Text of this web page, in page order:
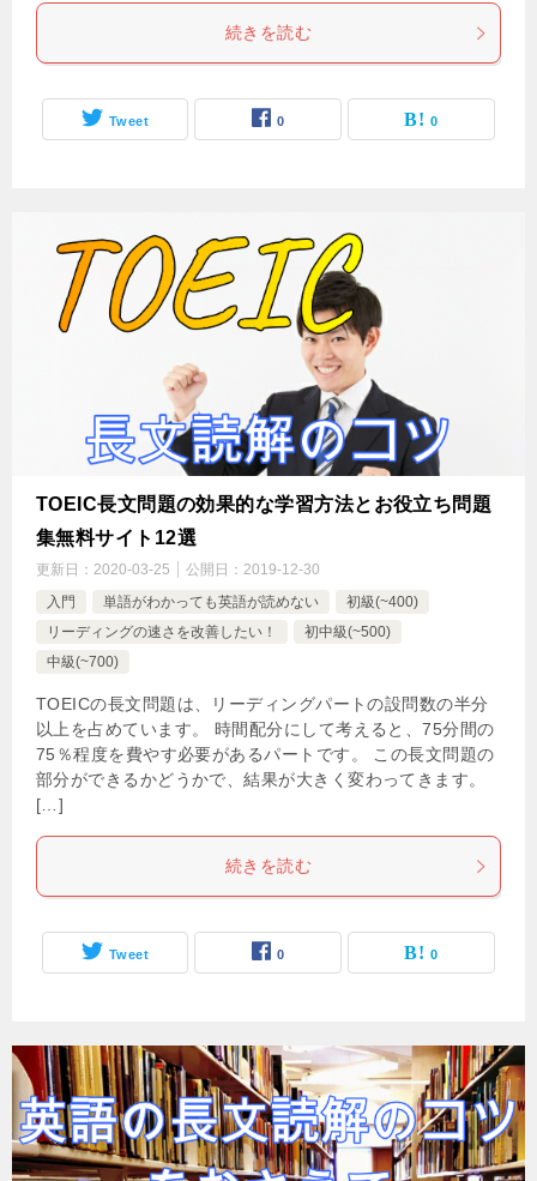
続きを読む
Tweet 0 0
TOEIC長文問題の効果的な学習方法とお役立ち問題
集無料サイト12選
更新日： 2020-03-25 公開日： 2019-12-30
入門
単語がわかっても英語が読めない
初級(~400)
リーディングの速さを改善したい！
初中級(~500)
中級(~700)
TOEICの長文問題は、リーディングパートの設問数の半分
以上を占めています。 時間配分にして考えると、75分間の
75％程度を費やす必要があるパートです。 この長文問題の
部分ができるかどうかで、結果が大きく変わってきます。
[…]
続きを読む
Tweet 0 0